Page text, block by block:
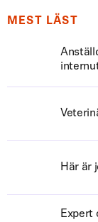
MEST LÄST
Här är
Expert